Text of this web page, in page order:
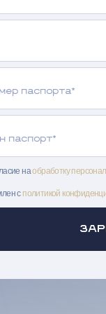
паспорта*
паспорт*
наобработку
с политикой